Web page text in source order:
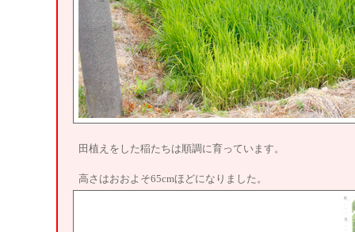
田植えをした稲たちは順調に育っています。
高さはおおよそ65cmほどになりました。